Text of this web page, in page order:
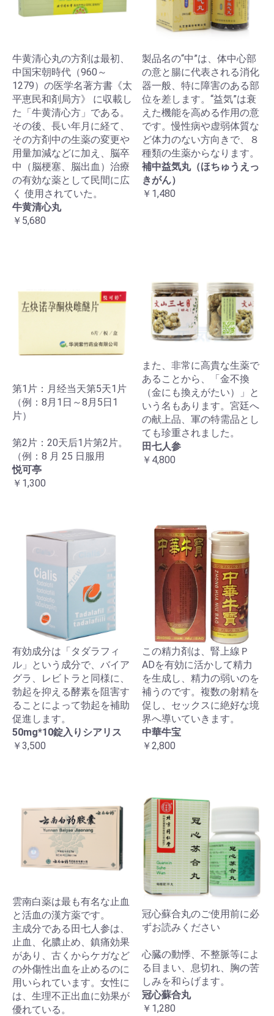
牛黄清心丸の方剤は最初、
中国宋朝時代（960～
1279）の医学名著方書《太
平恵民和剤局方》 に収載し
た「牛黄清心方」である。
その後、長い年月に経て、
その方剤中の生薬の変更や
用量加減などに加え、脳卒
中（脳梗塞、脳出血）治療
の有効な薬として民間に広
く 使用されていた。
牛黄清心丸
￥5,680
製品名の“中”は、体中心部
の意と腸に代表される消化
器一般、特に障害のある部
位を差します。“益気”は衰
えた機能を高める作用の意
です。慢性病や虚弱体質な
ど体力のない方向きで、８
種類の生薬からなります。
補中益気丸（ほちゅうえっ
きがん）
￥1,480
第1片：月经当天第5天1片
（例：8月1日～8月5日1
片）
第2片：20天后1片第2片。
（例：8 月 25 日服用
悦可亭
￥1,300
また、非常に高貴な生薬で
あることから、「金不換
（金にも換えがたい）」と
いう名もあります。宮廷へ
の献上品、軍の特需品とし
ても珍重されました。
田七人参
￥4,800
有効成分は「タダラフィ
ル」という成分で、バイア
グラ、レビトラと同様に、
勃起を抑える酵素を阻害す
ることによって勃起を補助
促進します。
50mg*10錠入りシアリス
￥3,500
この精力剤は、腎上線Ｐ
ADを有効に活かして精力
を生成し、精力の弱いのを
補うのです。複数の射精を
促し、セックスに絶好な境
界へ導いていきます。
中華牛宝
￥2,800
雲南白薬は最も有名な止血
と活血の漢方薬です。
主成分である田七人参は、
止血、化膿止め、鎮痛効果
があり、古くからケガなど
の外傷性出血を止めるのに
用いられています。女性に
は、生理不正出血に効果が
優れている。
冠心蘇合丸のご使用前に必
ずお読みください
心臓の動悸、不整脈等によ
る目まい、息切れ、胸の苦
しみを和らげます。
冠心蘇合丸
￥1,280